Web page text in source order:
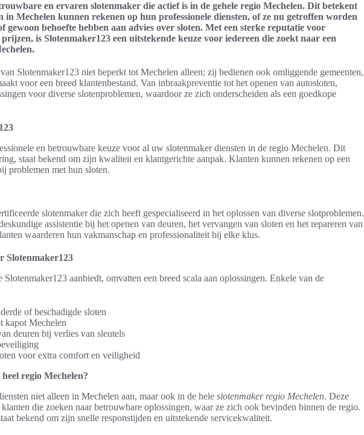
en ervaren slotenmaker die actief is in de gehele regio Mechelen. Dit betekent
in Mechelen kunnen rekenen op hun professionele diensten, of ze nu getroffen worden
gewoon behoefte hebben aan advies over sloten. Met een sterke reputatie voor
is Slotenmaker123 een uitstekende keuze voor iedereen die zoekt naar een
Slotenmaker123 niet beperkt tot Mechelen alleen; zij bedienen ook omliggende gemeenten,
voor een breed klantenbestand. Van inbraakpreventie tot het openen van autosloten,
voor diverse slotenproblemen, waardoor ze zich onderscheiden als een goedkope
en betrouwbare keuze voor al uw slotenmaker diensten in de regio Mechelen. Dit
staat bekend om zijn kwaliteit en klantgerichte aanpak. Klanten kunnen rekenen op een
problemen met hun sloten.
slotenmaker die zich heeft gespecialiseerd in het oplossen van diverse slotproblemen.
assistentie bij het openen van deuren, het vervangen van sloten en het repareren van
waarderen hun vakmanschap en professionaliteit bij elke klus.
Slotenmaker123
Slotenmaker123 aanbiedt, omvatten een breed scala aan oplossingen. Enkele van de
of beschadigde sloten
kapot Mechelen
deuren bij verlies van sleutels
voor extra comfort en veiligheid
regio Mechelen?
niet alleen in Mechelen aan, maar ook in de hele slotenmaker regio Mechelen. Deze
die zoeken naar betrouwbare oplossingen, waar ze zich ook bevinden binnen de regio.
bekend om zijn snelle responstijden en uitstekende servicekwaliteit.